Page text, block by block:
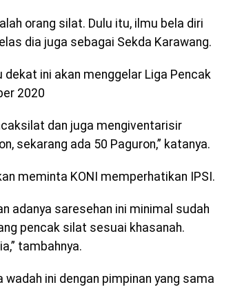
orang silat. Dulu itu, ilmu bela diri
dia juga sebagai Sekda Karawang.
ini akan menggelar Liga Pencak
2020
dan juga mengiventarisir
sekarang ada 50 Paguron,” katanya.
meminta KONI memperhatikan IPSI.
adanya saresehan ini minimal sudah
pencak silat sesuai khasanah.
tambahnya.
wadah ini dengan pimpinan yang sama